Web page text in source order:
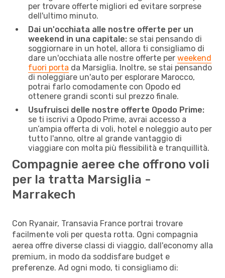
per trovare offerte migliori ed evitare sorprese
dell'ultimo minuto.
Dai un'occhiata alle nostre offerte per un
weekend in una capitale: se stai pensando di
soggiornare in un hotel, allora ti consigliamo di
dare un'occhiata alle nostre offerte per weekend
fuori porta da Marsiglia. Inoltre, se stai pensando
di noleggiare un'auto per esplorare Marocco,
potrai farlo comodamente con Opodo ed
ottenere grandi sconti sul prezzo finale.
Usufruisci delle nostre offerte Opodo Prime:
se ti iscrivi a Opodo Prime, avrai accesso a
un’ampia offerta di voli, hotel e noleggio auto per
tutto l'anno, oltre al grande vantaggio di
viaggiare con molta più flessibilità e tranquillità.
Compagnie aeree che offrono voli
per la tratta Marsiglia -
Marrakech
Con Ryanair, Transavia France portrai trovare
facilmente voli per questa rotta. Ogni compagnia
aerea offre diverse classi di viaggio, dall'economy alla
premium, in modo da soddisfare budget e
preferenze. Ad ogni modo, ti consigliamo di: